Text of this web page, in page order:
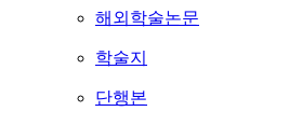
해외학술논문
학술지
단행본